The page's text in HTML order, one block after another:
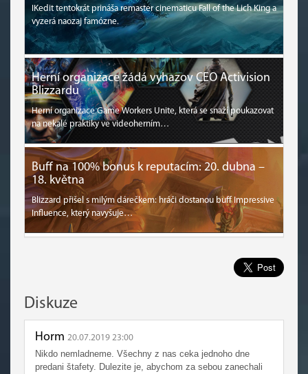
IKedit tentokrát prináša remaster cinematicu Fall of the Lich King a
vyzerá naozaj famózne.
Herní organizace žádá vyhazov CEO Activision
Blizzardu
Herní organizace Game Workers Unite, která se snaží poukazovat
na nekalé praktiky ve videoherním…
Buff na 100% bonus k reputacím: 20. dubna –
18. května
Blizzard přišel s milým dárečkem: hráči dostanou buff Impressive
Influence, který navyšuje…
Diskuze
Horm 20.07.2019 23:00
Nikdo nemladneme. Všechny z nas ceka jednoho dne
predani štafety. Dulezite je, abychom za sebou zanechali